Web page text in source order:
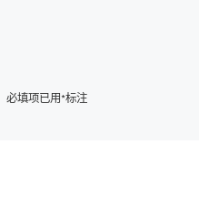
必填项已用*标注